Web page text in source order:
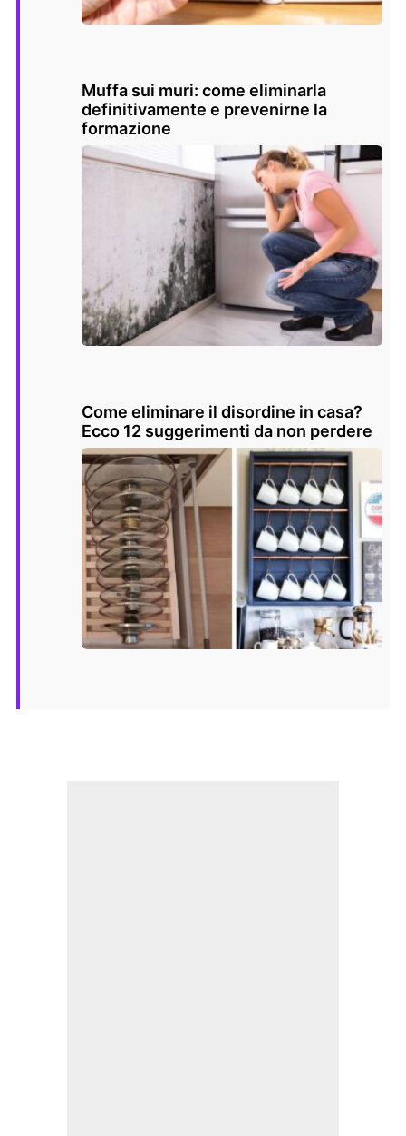
Muffa sui muri: come eliminarla
definitivamente e prevenirne la
formazione
Come eliminare il disordine in casa?
Ecco 12 suggerimenti da non perdere